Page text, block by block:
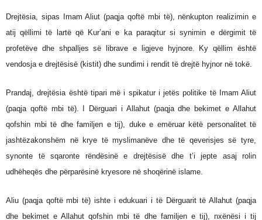
Drejtësia, sipas Imam Aliut (paqja qoftë mbi të), nënkupton realizimin e
atij qëllimi të lartë që Kur’ani e ka paraqitur si synimin e dërgimit të
profetëve dhe shpalljes së librave e ligjeve hyjnore. Ky qëllim është
vendosja e drejtësisë (kistit) dhe sundimi i rendit të drejtë hyjnor në tokë.
Prandaj, drejtësia është tipari më i spikatur i jetës politike të Imam Aliut
(paqja qoftë mbi të). I Dërguari i Allahut (paqja dhe bekimet e Allahut
qofshin mbi të dhe familjen e tij), duke e emëruar këtë personalitet të
jashtëzakonshëm në krye të myslimanëve dhe të qeverisjes së tyre,
synonte të sqaronte rëndësinë e drejtësisë dhe t’i jepte asaj rolin
udhëheqës dhe përparësinë kryesore në shoqërinë islame.
Aliu (paqja qoftë mbi të) ishte i edukuari i të Dërguarit të Allahut (paqja
dhe bekimet e Allahut qofshin mbi të dhe familjen e tij), nxënësi i tij